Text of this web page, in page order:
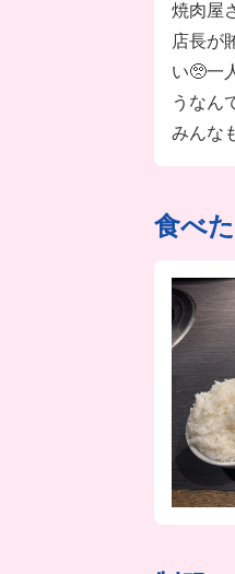
焼肉屋
店長が
い🥺一
うなん
みんな
食べ